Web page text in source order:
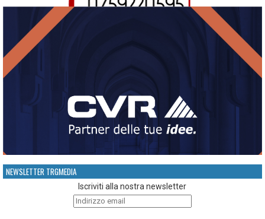
NEWSLETTER TRGMEDIA
Iscriviti alla nostra newsletter